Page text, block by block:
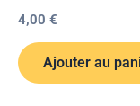
4,00 €
Ajouter au